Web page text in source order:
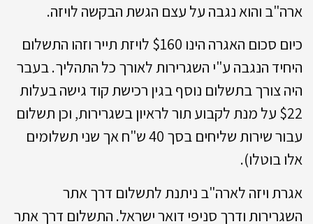
ארה"ב והוא נגבה על עצם הגשת הבקשה לויזה.
כיום סכום האגרה הינו $160 לויזת תייר וזהו התשלום
היחיד הנגבה ע"י השגרירות לאורך כל התהליך. בעבר
היה צורך בתשלום נוסף בגין רכישת קוד גישה בעלות
$22 על מנת לקבוע תור לראיון בשגרירות, וכן תשלום
עבור שירות שליחים בסך 40 ש"ח אך שני תשלומים
אלו בוטלו).
אגרת ויזה לארה"ב ניתנת לתשלום דרך אתר
השגרירות ודרך סניפי דואר ישראל. התשלום דרך אתר